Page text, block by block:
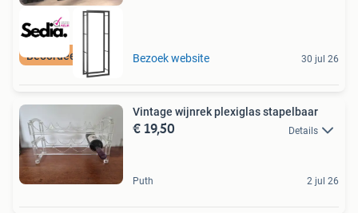
Bezoek website 30 jul 26
Vintage wijnrek plexiglas stapelbaar
€ 19,50 Details
Puth 2 jul 26